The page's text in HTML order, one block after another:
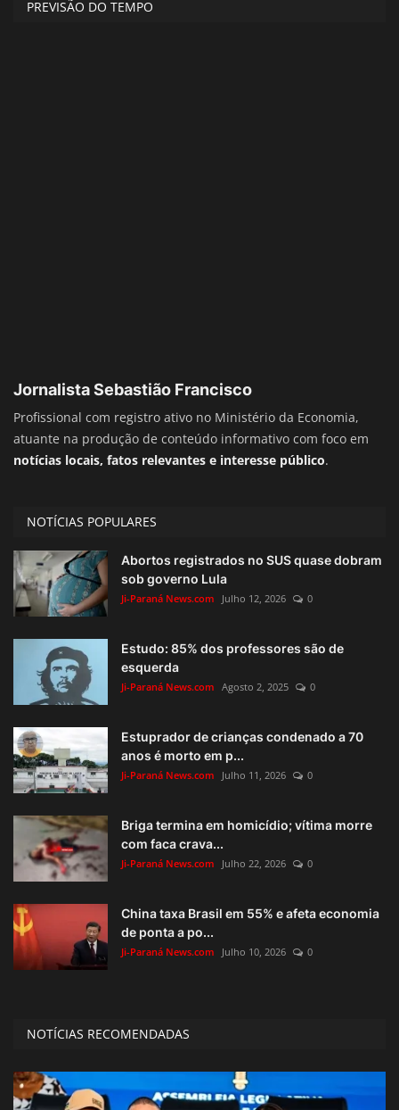
PREVISÃO DO TEMPO
Jornalista Sebastião Francisco
Profissional com registro ativo no Ministério da Economia,
atuante na produção de conteúdo informativo com foco em
notícias locais, fatos relevantes e interesse público.
NOTÍCIAS POPULARES
Abortos registrados no SUS quase dobram
sob governo Lula
Ji-Paraná News.com Julho 12, 2026 0
Estudo: 85% dos professores são de
esquerda
Ji-Paraná News.com Agosto 2, 2025 0
Estuprador de crianças condenado a 70
anos é morto em p...
Ji-Paraná News.com Julho 11, 2026 0
Briga termina em homicídio; vítima morre
com faca crava...
Ji-Paraná News.com Julho 22, 2026 0
China taxa Brasil em 55% e afeta economia
de ponta a po...
Ji-Paraná News.com Julho 10, 2026 0
NOTÍCIAS RECOMENDADAS